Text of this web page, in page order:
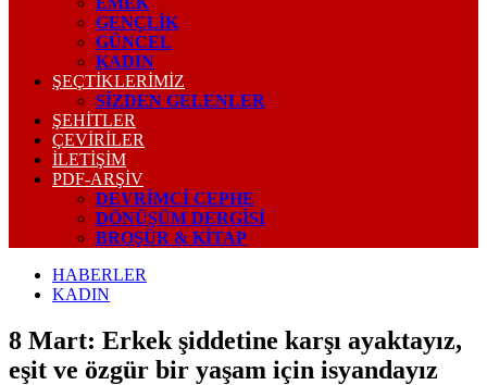
GENÇLİK
GÜNCEL
KADIN
ŞEÇTİKLERİMİZ
SİZDEN GELENLER
ŞEHİTLER
ÇEVİRİLER
İLETİŞİM
PDF-ARŞIV
DEVRIMCI CEPHE
DÖNÜŞÜM DERGISI
BROŞÜR & KİTAP
HABERLER
KADIN
8 Mart: Erkek şiddetine karşı ayaktayız,
eşit ve özgür bir yaşam için isyandayız